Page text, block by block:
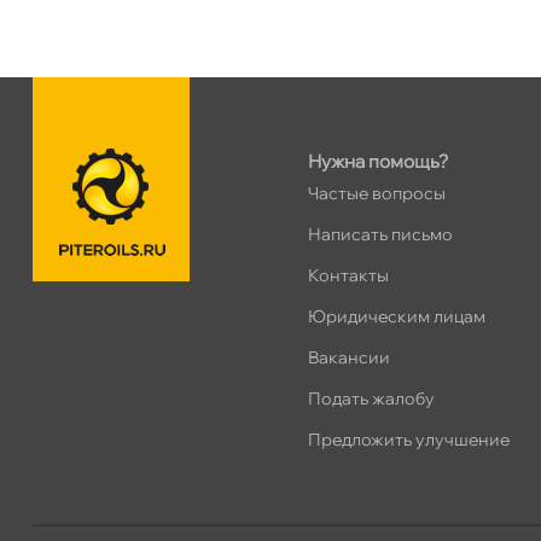
пр.Науки 10к1 (2 этаж)
ПН–ВС
Ленинский пр. 92 к.1
0 шт
Нужна помощь?
Частые вопросы
Написать письмо
Контакты
Юридическим лицам
акансии
Подать жалобу
Предложить улучшение